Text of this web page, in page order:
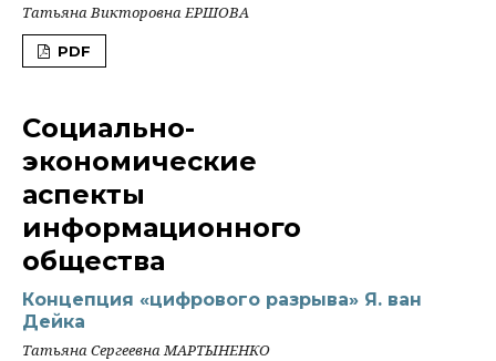
Татьяна Викторовна ЕРШОВА
PDF
Социально-
экономические
аспекты
информационного
общества
Концепция «цифрового разрыва» Я. ван
Дейка
Татьяна Сергеевна МАРТЫНЕНКО